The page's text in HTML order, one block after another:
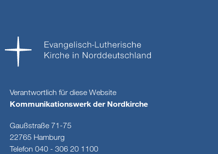
Verantwortlich für diese Website
Kommunikationswerk der Nordkirche
Gaußstraße 71-75
22765 Hamburg
Telefon 040 - 306 20 1100